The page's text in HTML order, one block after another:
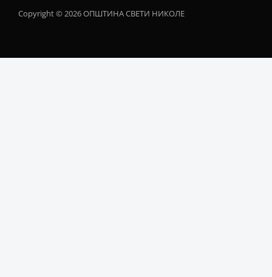
Copyright © 2026 ОПШТИНА СВЕТИ НИКОЛЕ